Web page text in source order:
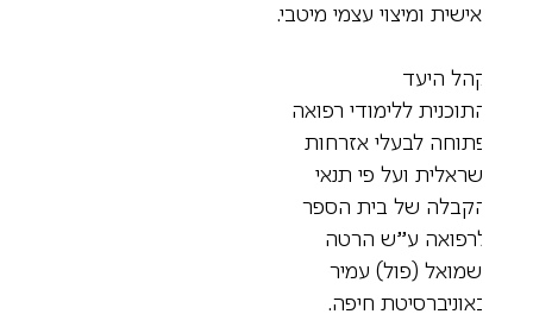
ומיצוי עצמי מיטבי.
היעד
ללימודי רפואה
לבעלי אזרחות
ועל פי תנאי
של בית הספר
ע”ש הרטה
(פול) עמיר
חיפה.